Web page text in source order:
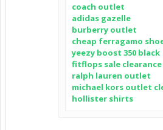
coach outlet
adidas gazelle
burberry outlet
cheap ferragamo
yeezy boost 350 black
fitflops sale clearance
ralph lauren outlet
michael kors outlet
hollister shirts